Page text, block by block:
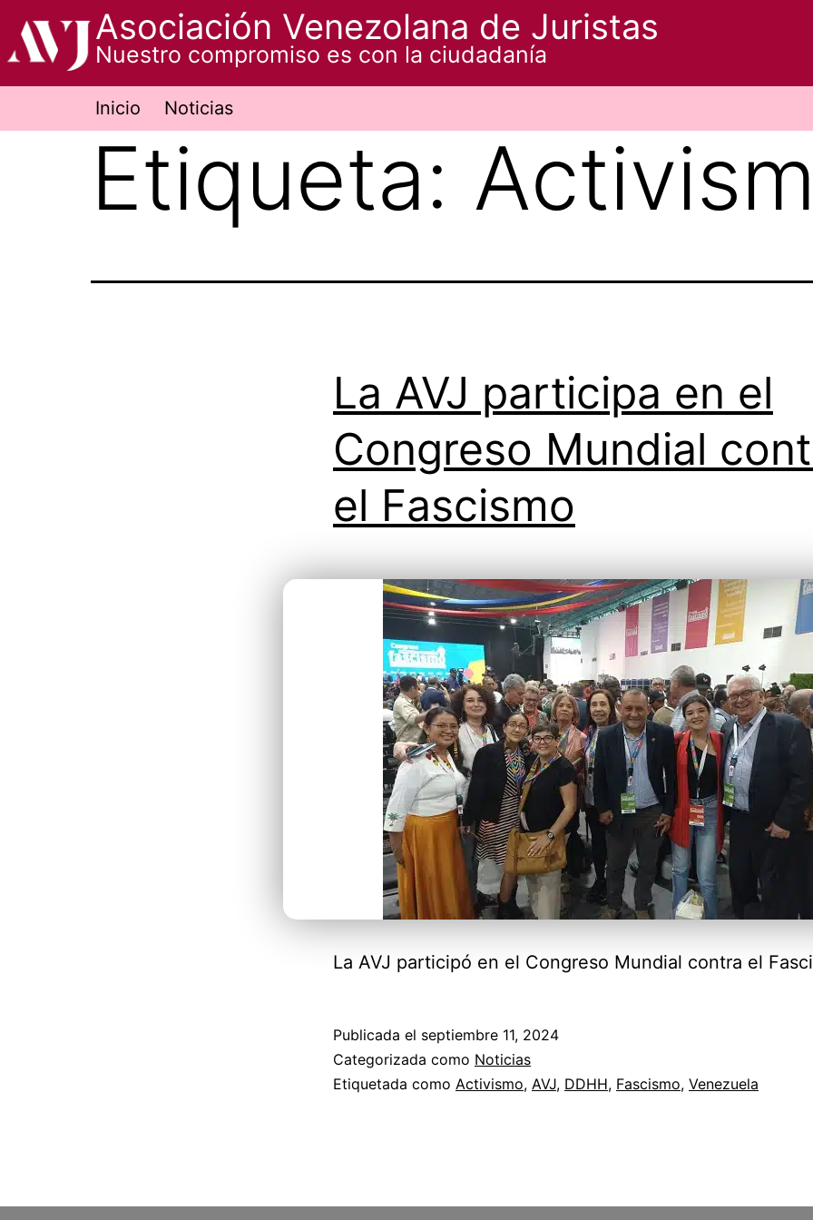
Saltar
contenido
Asociación Venezolana de Juristas
Nuestro compromiso es con la ciudadanía
Inicio Noticias
Etiqueta:
La AVJ participa en el
Congreso Mundial
el Fascismo
La AVJ participó en el Congreso Mundial contra el
Publicada el septiembre 11, 2024
Categorizada como Noticias
Etiquetada como Activismo, AVJ, DDHH, Fascismo, Venezuela